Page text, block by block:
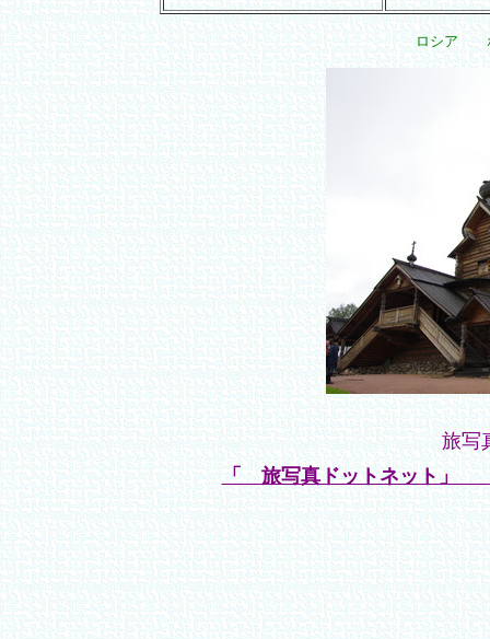
ロシア ポ
旅写
「 旅写真ドットネット